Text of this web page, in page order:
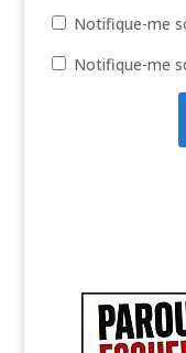
Notifique-me
Notifique-me